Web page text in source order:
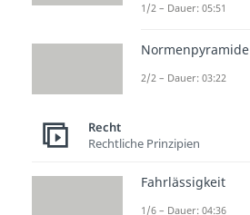
1/2 – Dauer: 05:51
Normenpyramide
2/2 – Dauer: 03:22
Recht
Rechtliche Prinzipien
Fahrlässigkeit
1/6 – Dauer: 04:36